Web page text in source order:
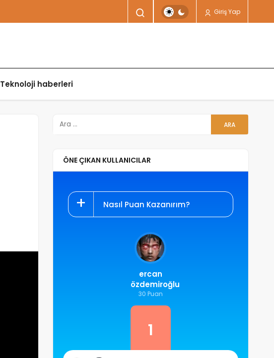
Giriş Yap
Teknoloji haberleri
ÖNE ÇIKAN KULLANICILAR
Nasıl Puan Kazanırım?
ercan
özdemiroğlu
30 Puan
1